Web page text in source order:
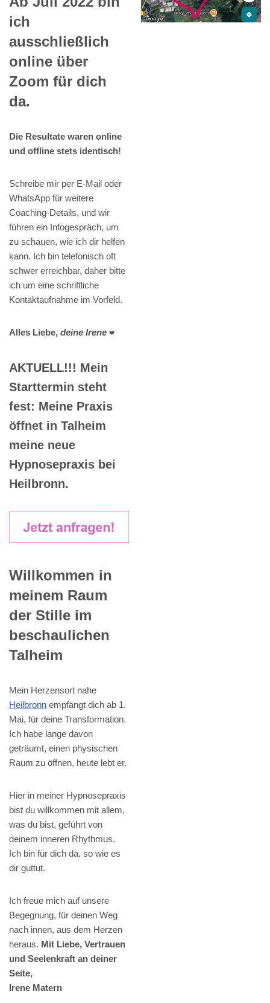
ich
ausschließlich
online über
Zoom für dich
da.
Die Resultate waren online
und offline stets identisch!
Schreibe mir per E-Mail oder
WhatsApp für weitere
Coaching-Details, und wir
führen ein Infogespräch, um
zu schauen, wie ich dir helfen
kann. Ich bin telefonisch oft
schwer erreichbar, daher bitte
ich um eine schriftliche
Kontaktaufnahme im Vorfeld.
Alles Liebe, deine Irene ❤️
AKTUELL!!! Mein
Starttermin steht
fest: Meine Praxis
öffnet in Talheim
meine neue
Hypnosepraxis bei
Heilbronn.
Willkommen in
meinem Raum
der Stille im
beschaulichen
Talheim
Mein Herzensort nahe
Heilbronn empfängt dich ab 1.
Mai, für deine Transformation.
Ich habe lange davon
geträumt, einen physischen
Raum zu öffnen, heute lebt er.
Hier in meiner Hypnosepraxis
bist du willkommen mit allem,
was du bist, geführt von
deinem inneren Rhythmus.
Ich bin für dich da, so wie es
dir guttut.
Ich freue mich auf unsere
Begegnung, für deinen Weg
nach innen, aus dem Herzen
heraus. Mit Liebe, Vertrauen
und Seelenkraft an deiner
Seite,
Irene Matern